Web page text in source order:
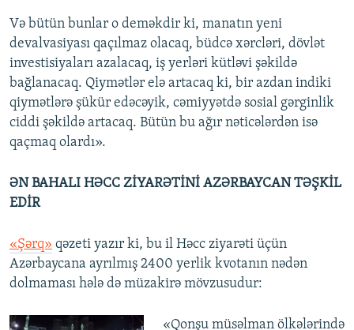
Və bütün bunlar o deməkdir ki, manatın yeni
devalvasiyası qaçılmaz olacaq, büdcə xərcləri, dövlət
investisiyaları azalacaq, iş yerləri kütləvi şəkildə
bağlanacaq. Qiymətlər elə artacaq ki, bir azdan indiki
qiymətlərə şükür edəcəyik, cəmiyyətdə sosial gərginlik
ciddi şəkildə artacaq. Bütün bu ağır nəticələrdən isə
qaçmaq olardı».
ƏN BAHALI HƏCC ZİYARƏTİNİ AZƏRBAYCAN TƏŞKİL
EDİR
«Şərq» qəzeti yazır ki, bu il Həcc ziyarəti üçün
Azərbaycana ayrılmış 2400 yerlik kvotanın nədən
dolmaması hələ də müzakirə mövzusudur:
«Qonşu müsəlman ölkələrində